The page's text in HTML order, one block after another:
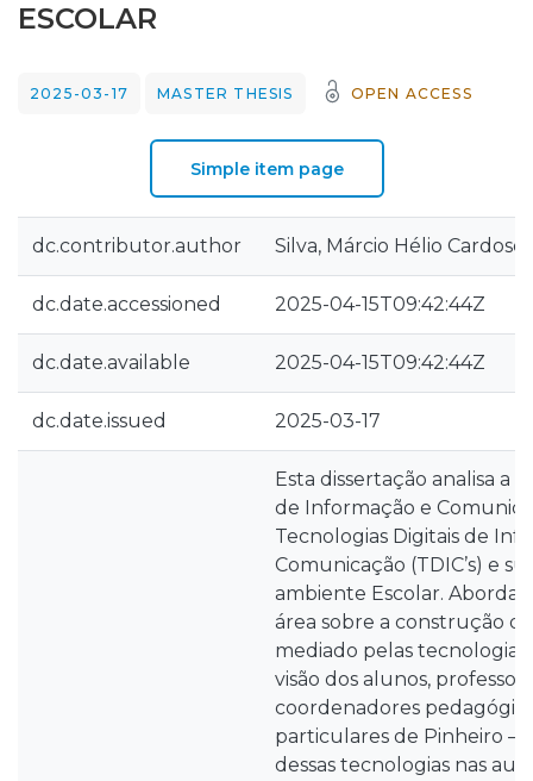
Statistics
ESCOLAR
2025-03-17 MASTER THESIS OPEN ACCESS
Simple item page
dc.contributor.author Silva, Márcio Hélio Cardoso
dc.date.accessioned 2025-04-15T09:42:44Z
dc.date.available 2025-04-15T09:42:44Z
dc.date.issued 2025-03-17
Esta dissertação analisa a
de Informação e
Tecnologias Digitais de
Comunicação (TDIC’s) e
ambiente Escolar. Aborda
área sobre a construção
mediado pelas tecnologias
visão dos alunos,
coordenadores
particulares de Pinheiro –
dessas tecnologias nas